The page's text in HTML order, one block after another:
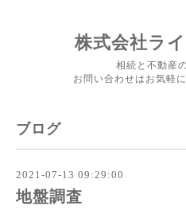
株式会社ラ
相続と不動産
お問い合わせはお気軽
ブログ
2021-07-13 09:29:00
地盤調査